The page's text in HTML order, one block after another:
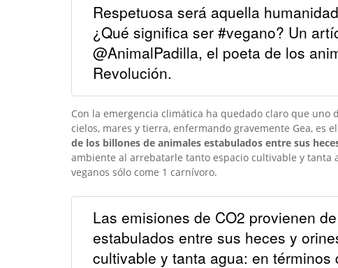
Respetuosa será aquella
¿Qué significa ser #vegano? Un
@AnimalPadilla, el poeta de los
Revolución.
Con la emergencia climática ha quedado claro que
cielos, mares y tierra, enfermando gravemente Gea, es
de los billones de animales estabulados entre sus
ambiente al arrebatarle tanto espacio cultivable y tanta
veganos sólo come 1 carnívoro.
Las emisiones de CO2 provienen
estabulados entre sus heces y
cultivable y tanta agua: en